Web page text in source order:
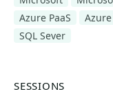
Azure PaaS
SQL Sever
SESSIONS